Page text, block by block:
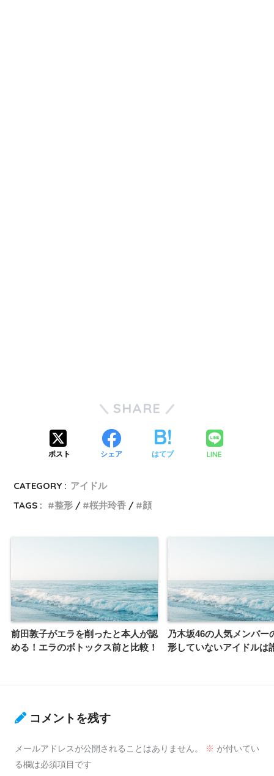
SHARE
ポスト シェア はてブ LINE
CATEGORY : アイドル
TAGS :
整形 桜井玲香 顔
前田敦子がエラを削ったと本人が認
める！エラのボトックス前と比較！
乃木坂46の人気メンバー
形していないアイドルは
コメントを残す
メールアドレスが公開されることはありません。 ※ が付いてい
る欄は必須項目です